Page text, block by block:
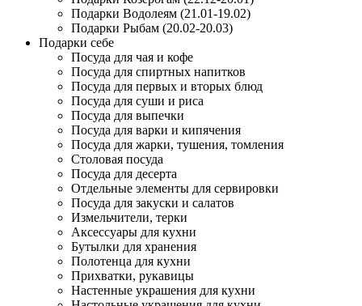
Подарки Водолеям (21.01-19.02)
Подарки Рыбам (20.02-20.03)
Подарки себе
Посуда для чая и кофе
Посуда для спиртных напитков
Посуда для первых и вторых блюд
Посуда для суши и риса
Посуда для выпечки
Посуда для варки и кипячения
Посуда для жарки, тушения, томления
Столовая посуда
Посуда для десерта
Отдельные элементы для сервировки
Посуда для закуски и салатов
Измельчители, терки
Аксессуары для кухни
Бутылки для хранения
Полотенца для кухни
Прихватки, рукавицы
Настенные украшения для кухни